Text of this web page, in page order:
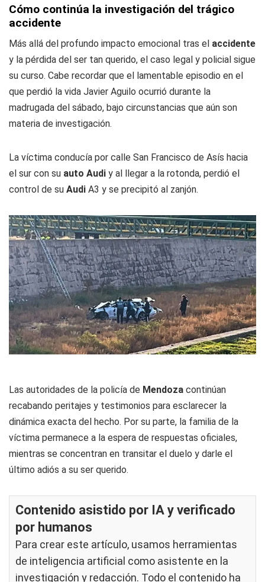
Cómo continúa la investigación del trágico
accidente
Más allá del profundo impacto emocional tras el accidente
y la pérdida del ser tan querido, el caso legal y policial sigue
su curso. Cabe recordar que el lamentable episodio en el
que perdió la vida Javier Aguilo ocurrió durante la
madrugada del sábado, bajo circunstancias que aún son
materia de investigación.
La víctima conducía por calle San Francisco de Asís hacia
el sur con su auto Audi y al llegar a la rotonda, perdió el
control de su Audi A3 y se precipitó al zanjón.
Las autoridades de la policía de Mendoza continúan
recabando peritajes y testimonios para esclarecer la
dinámica exacta del hecho. Por su parte, la familia de la
víctima permanece a la espera de respuestas oficiales,
mientras se concentran en transitar el duelo y darle el
último adiós a su ser querido.
Contenido asistido por IA y verificado
por humanos
Para crear este artículo, usamos herramientas
de inteligencia artificial como asistente en la
investigación y redacción. Todo el contenido ha